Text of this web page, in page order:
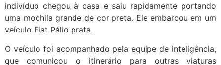
indivíduo chegou à casa e saiu rapidamente portando
uma mochila grande de cor preta. Ele embarcou em um
veículo Fiat Pálio prata.
O veículo foi acompanhado pela equipe de inteligência,
que comunicou o itinerário para outras viaturas